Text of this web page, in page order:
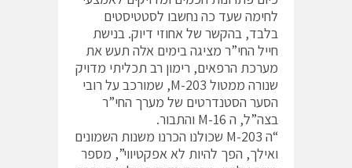
לחימה שעד כה נחשבו לסטטיסטים
בלבד, בהקשר של אחוזי דיוק. בנישת
חייל החי”ר מציגה בימים אלה תעש את
מערכת הרפאים, רימון רב תכליתי מדויק
שנורה ממטול M-203, שמורכב על רובי
הסער הסטנדרטים של מערך החי”ר
בצה”ל, ה M-16 והתבור.
“ה M-203 שכולנו הכרנו משנות השמונים
ואילך, הפך להיות לא אפקטיווי”, מספר